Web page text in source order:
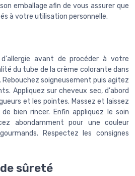
emballage afin de vous assurer que
à votre utilisation personnelle.
avant de procéder à votre
du tube de la crème colorante dans
Rebouchez soigneusement puis agitez
Appliquez sur cheveux sec, d'abord
et les pointes. Massez et laissez
bien rincer. Enfin appliquez le soin
abondamment pour une couleur
Respectez les consignes
sûreté